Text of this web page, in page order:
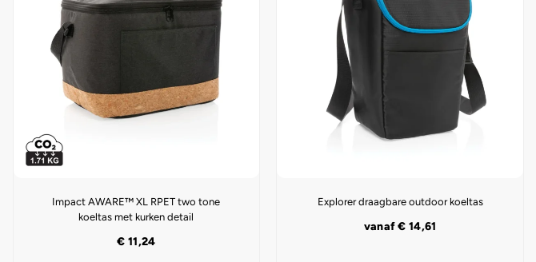
Impact AWARE™ XL RPET two tone
koeltas met kurken detail
€ 11,24
Explorer draagbare outdoor koeltas
vanaf € 14,61